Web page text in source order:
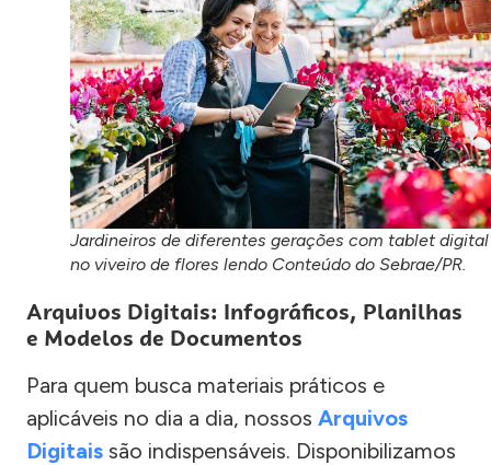
Jardineiros de diferentes gerações com tablet digital
no viveiro de flores lendo Conteúdo do Sebrae/PR.
Arquivos Digitais: Infográficos, Planilhas
e Modelos de Documentos
Para quem busca materiais práticos e
aplicáveis no dia a dia, nossos Arquivos
Digitais são indispensáveis. Disponibilizamos